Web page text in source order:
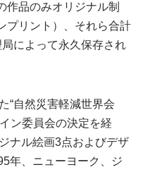
作品のみオリジナル制
プリント）、それら合計
によって永久保存され
“自然災害軽減世界会
ン委員会の決定を経
ナル絵画3点およびデザ
年、ニューヨーク、ジ